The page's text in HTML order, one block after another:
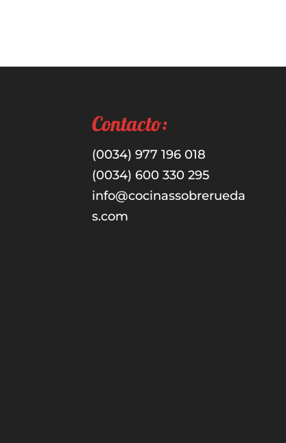
Contacto:
(0034) 977 196 018
(0034) 600 330 295
info@cocinassobrerueda
s.com